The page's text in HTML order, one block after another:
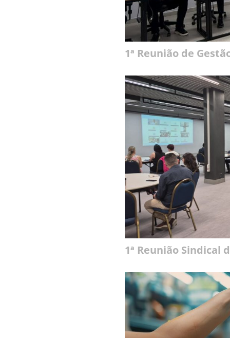
1ª Reunião de
1ª Reunião Sindical